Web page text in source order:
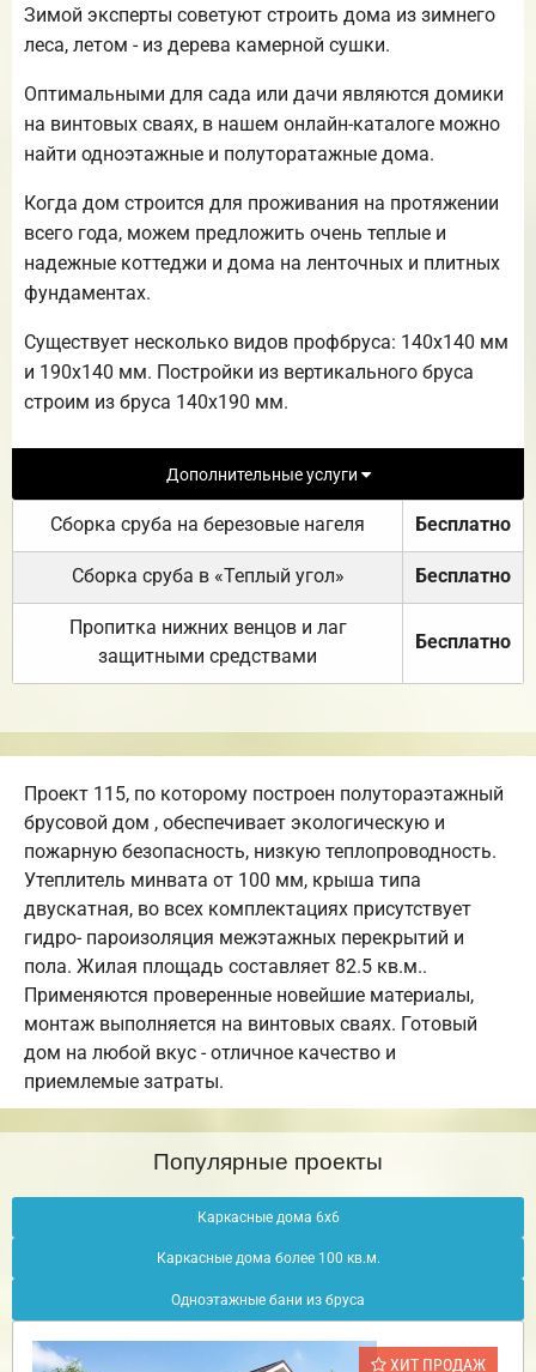
Зимой эксперты советуют строить дома из зимнего
леса, летом - из дерева камерной сушки.
Оптимальными для сада или дачи являются домики
на винтовых сваях, в нашем онлайн-каталоге можно
найти одноэтажные и полуторатажные дома.
Когда дом строится для проживания на протяжении
всего года, можем предложить очень теплые и
надежные коттеджи и дома на ленточных и плитных
фундаментах.
Существует несколько видов профбруса: 140х140 мм
и 190х140 мм. Постройки из вертикального бруса
строим из бруса 140х190 мм.
Дополнительные услуги
Сборка сруба на березовые нагеля Бесплатно
Сборка сруба в «Теплый угол» Бесплатно
Пропитка нижних венцов и лаг
защитными средствами
Бесплатно
Проект 115, по которому построен полутораэтажный
брусовой дом , обеспечивает экологическую и
пожарную безопасность, низкую теплопроводность.
Утеплитель минвата от 100 мм, крыша типа
двускатная, во всех комплектациях присутствует
гидро- пароизоляция межэтажных перекрытий и
пола. Жилая площадь составляет 82.5 кв.м..
Применяются проверенные новейшие материалы,
монтаж выполняется на винтовых сваях. Готовый
дом на любой вкус - отличное качество и
приемлемые затраты.
Популярные проекты
Каркасные дома 6х6
Каркасные дома более 100 кв.м.
Одноэтажные бани из бруса
ХИТ ПРОДАЖ